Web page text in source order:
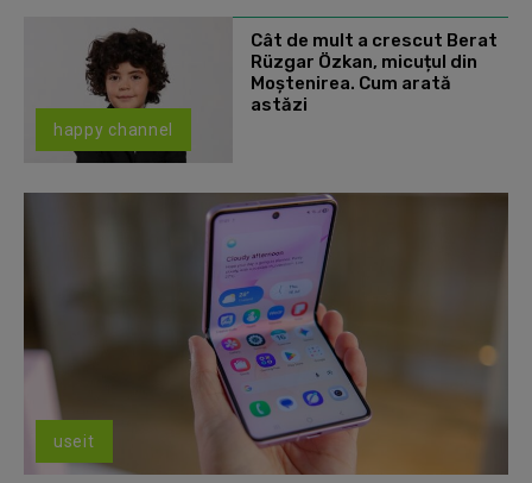
happy channel
Cât de mult a crescut Berat
Rüzgar Özkan, micuțul din
Moștenirea. Cum arată
astăzi
useit